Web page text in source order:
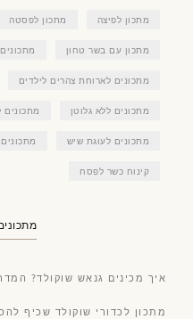
מתכון לפיצה מתכון לפסטה
מתכון עם בשר טחון
מתכונים לארוחת צהרים לילדים
מתכונים ללא גלוטן מתכונים
מתכונים לעוגת שיש
קינוח כשר לפסח
איך מכינים גנאש שוקולד?
מתכון לכדורי שוקולד שכיף